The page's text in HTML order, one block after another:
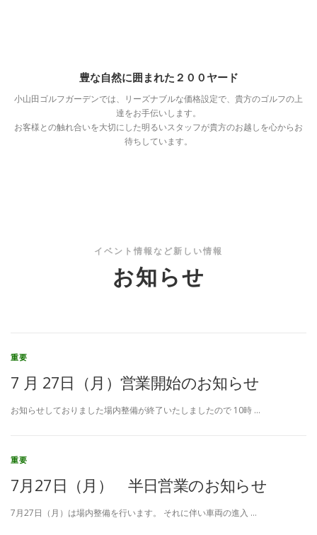
豊な自然に囲まれた２００ヤード
小山田ゴルフガーデンでは、リーズナブルな価格設定で、貴方のゴルフの上
達をお手伝いします。
お客様との触れ合いを大切にした明るいスタッフが貴方のお越しを心からお
待ちしています。
イベント情報など新しい情報
お知らせ
重要
7 月 27日（月）営業開始のお知らせ
お知らせしておりました場内整備が終了いたしましたので 10時 …
重要
7月27日（月） 半日営業のお知らせ
7月27日（月）は場内整備を行います。 それに伴い車両の進入 …